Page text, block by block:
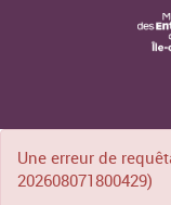
Une erreur de
202608071800429)